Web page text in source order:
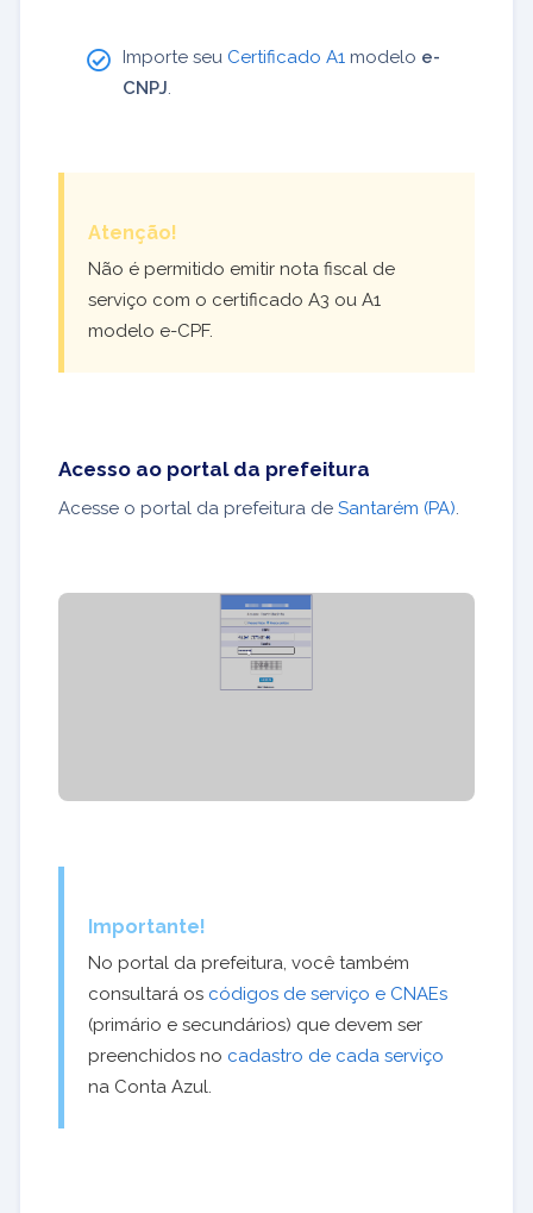
Importe seu Certificado A1 modelo e-
CNPJ.
Atenção!
Não é permitido emitir nota fiscal de
serviço com o certificado A3 ou A1
modelo e-CPF.
Acesso ao portal da prefeitura
Acesse o portal da prefeitura de Santarém (PA)
Importante!
No portal da prefeitura, você também
consultará os códigos de serviço e CNAEs
(primário e secundários) que devem ser
preenchidos no cadastro de cada serviço
na Conta Azul.